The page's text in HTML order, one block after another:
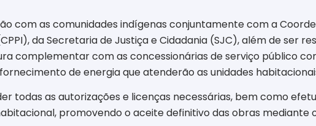
com as comunidades indígenas conjuntamente com a
da Secretaria de Justiça e Cidadania (SJC), além de ser
complementar com as concessionárias de serviço público
de energia que atenderão as unidades
todas as autorizações e licenças necessárias, bem como
promovendo o aceite definitivo das obras mediante